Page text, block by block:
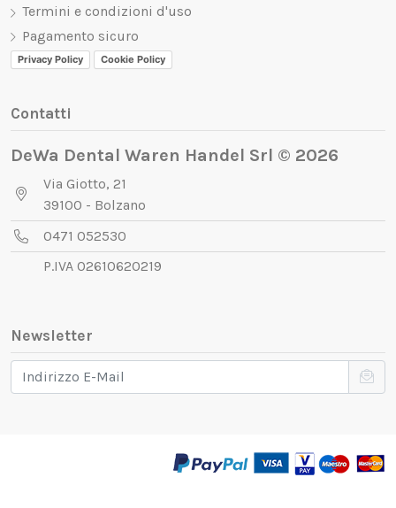
Termini e condizioni d'uso
Pagamento sicuro
Privacy Policy Cookie Policy
Contatti
DeWa Dental Waren Handel Srl © 2026
Via Giotto, 21
39100 - Bolzano
0471 052530
P.IVA 02610620219
Newsletter